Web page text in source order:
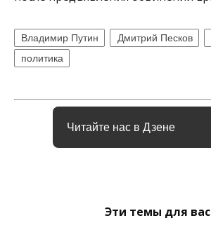
Владимир Путин Дмитрий Песков
политика
Читайте нас в Дзене
Эти темы для вас